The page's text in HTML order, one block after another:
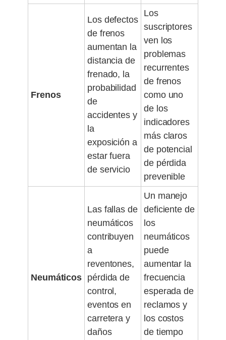
Frenos
Los defectos
de frenos
aumentan la
distancia de
frenado, la
probabilidad
de
accidentes y
la
exposición a
estar fuera
de servicio
Los
suscriptores
ven los
problemas
recurrentes
de frenos
como uno
de los
indicadores
más claros
de potencial
de pérdida
prevenible
Neumáticos
Las fallas de
neumáticos
contribuyen
a
reventones,
pérdida de
control,
eventos en
carretera y
daños
Un manejo
deficiente de
los
neumáticos
puede
aumentar la
frecuencia
esperada de
reclamos y
los costos
de tiempo